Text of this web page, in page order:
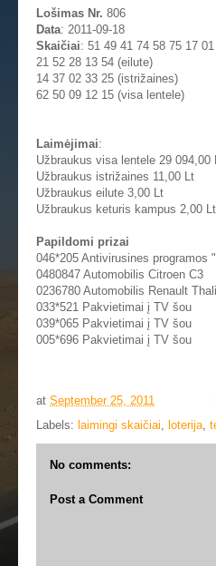
Lošimas Nr. 806
Data: 2011-09-18
Skaičiai: 51 49 41 74 58 75 17
21 52 28 13 54 (eilute)
14 37 02 33 25 (istrižaines)
62 50 09 12 15 (visa lentele)
Laimėjimai:
Užbraukus visa lentele 29 094,00
Užbraukus istrižaines 11,00 Lt
Užbraukus eilute 3,00 Lt
Užbraukus keturis kampus 2,00 Lt
Papildomi prizai
046*205 Antivirusines programos
0480847 Automobilis Citroen C3
0236780 Automobilis Renault
033*521 Pakvietimai į TV šou
039*065 Pakvietimai į TV šou
005*696 Pakvietimai į TV šou
at September 25, 2011
Labels: laimingi skaičiai, loterija,
No comments:
Post a Comment